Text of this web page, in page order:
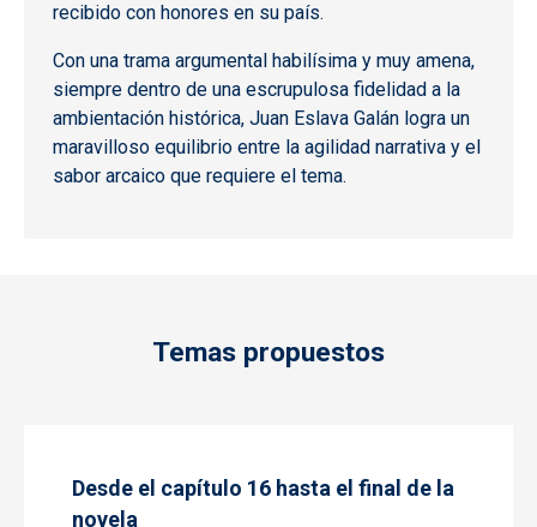
recibido con honores en su país.
Con una trama argumental habilísima y muy amena,
siempre dentro de una escrupulosa fidelidad a la
ambientación histórica, Juan Eslava Galán logra un
maravilloso equilibrio entre la agilidad narrativa y el
sabor arcaico que requiere el tema.
Temas propuestos
Desde el capítulo 16 hasta el final de la
novela